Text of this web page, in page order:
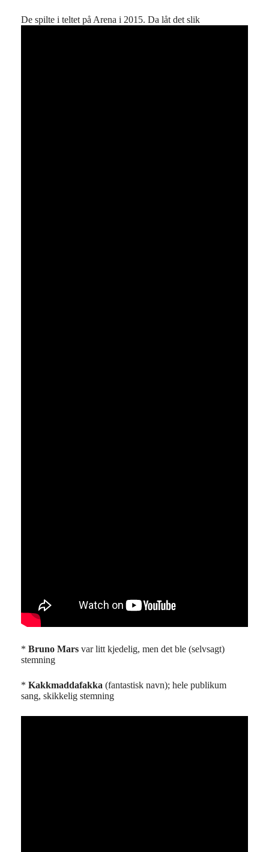
De spilte i teltet på Arena i 2015. Da låt det slik
* Bruno Mars var litt kjedelig, men det ble (selvsagt)
stemning
* Kakkmaddafakka (fantastisk navn); hele publikum
sang, skikkelig stemning